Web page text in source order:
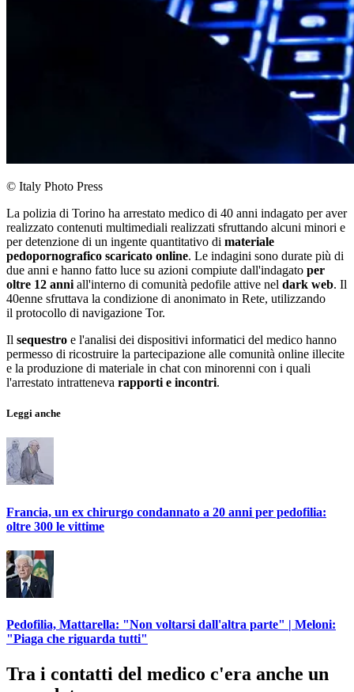
© Italy Photo Press
La polizia di Torino ha arrestato medico di 40 anni indagato per aver
realizzato contenuti multimediali realizzati sfruttando alcuni minori e
per detenzione di un ingente quantitativo di materiale
pedopornografico scaricato online. Le indagini sono durate più di
due anni e hanno fatto luce su azioni compiute dall'indagato per
oltre 12 anni all'interno di comunità pedofile attive nel dark web. Il
40enne sfruttava la condizione di anonimato in Rete, utilizzando
il protocollo di navigazione Tor.
Il sequestro e l'analisi dei dispositivi informatici del medico hanno
permesso di ricostruire la partecipazione alle comunità online illecite
e la produzione di materiale in chat con minorenni con i quali
l'arrestato intratteneva rapporti e incontri.
Leggi anche
Francia, un ex chirurgo condannato a 20 anni per pedofilia:
oltre 300 le vittime
Pedofilia, Mattarella: "Non voltarsi dall'altra parte" | Meloni:
"Piaga che riguarda tutti"
Tra i contatti del medico c'era anche un